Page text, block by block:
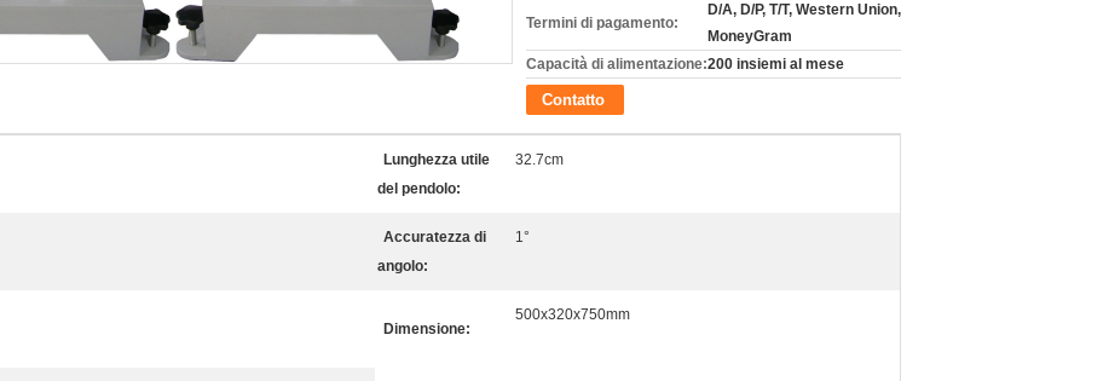
Termini di pagamento:
D/A, D/P, T/T, Western Union,
MoneyGram
Capacità di alimentazione:200 insiemi al mese
Contatto
Lunghezza utile
del pendolo:
32.7cm
Accuratezza di
angolo:
1°
Dimensione:
500x320x750mm